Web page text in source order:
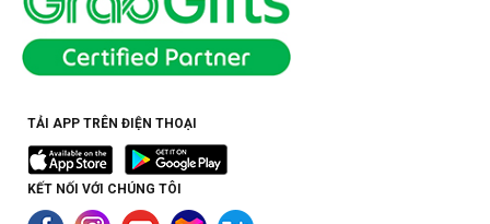
TẢI APP TRÊN ĐIỆN THOẠI
KẾT NỐI VỚI CHÚNG TÔI